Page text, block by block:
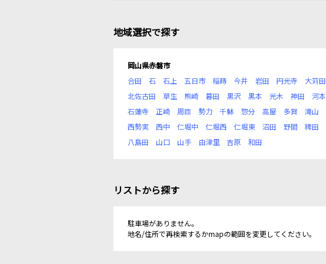
地域選択で探す
岡山県赤磐市
合田
石 石上 五日市 稲蒔 今井 岩田 円光寺 大苅田
北佐古田
草生 熊崎 暮田 黒沢 黒本 光木 神田 河本
石蓮寺
正崎 周匝 勢力 千躰 惣分 高屋 多賀 滝山
西勢実
西中 仁堀中 仁堀西 仁堀東 沼田 野間 稗田
八島田
山口 山手 由津里 吉原 和田
リストから探す
駐車場がありません。
地名/住所で再検索するかmapの範囲を変更してください。